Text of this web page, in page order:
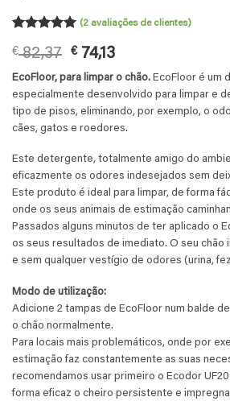
com5em
em
classificações
de clientes
(2avaliações de clientes)
€82,37 O
preço
original
era:
€ 82,37.
€74,13O
preço
atual
é:
€ 74,13.
EcoFloor, para limpar o chão. EcoFloor é um
especialmente desenvolvido para limpar e
tipo de pisos, eliminando, por exemplo, o
cães, gatos e roedores.
Este detergente, totalmente amigo do
eficazmente os odores indesejados sem
Este produto é ideal para limpar, de forma
onde os seus animais de estimação
Passados alguns minutos de ter aplicado o
os seus resultados de imediato. O seu chão
e sem qualquer vestígio de odores (urina,
Modo de utilização:
Adicione 2 tampas de EcoFloor num balde
o chão normalmente.
Para locais mais problemáticos, onde por
estimação faz constantemente as suas
recomendamos usar primeiro o Ecodor
forma eficaz o cheiro persistente e